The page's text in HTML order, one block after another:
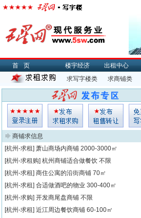
首页 楼宇经济 出租中心
求写字楼类
求商铺类
商铺求信息
[杭州-求租] 萧山商场内商铺 2000-3000㎡
[杭州-求租购] 杭州商铺适合做餐饮 不限
[杭州-求租] 商住公寓的沿街商铺 70㎡
[杭州-求租] 合适做酒吧的物业 300-400㎡
[杭州-求购] 开发商尾盘商铺 不限
[杭州-求租] 近江周边餐饮商铺 60-100㎡